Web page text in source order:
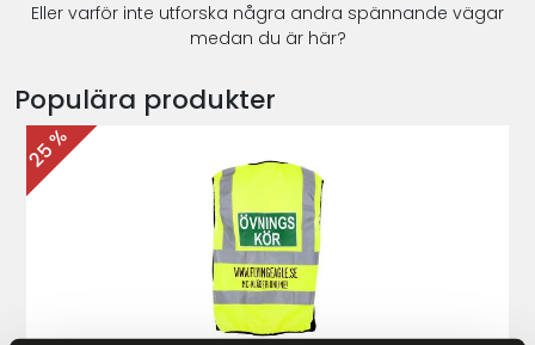
Eller varför inte utforska några andra spännande vägar
medan du är här?
Populära produkter
25 %